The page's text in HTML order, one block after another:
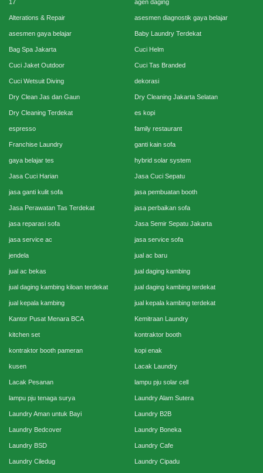
17 agen daging
Alterations & Repair asesmen diagnostik gaya belajar
asesmen gaya belajar Baby Laundry Terdekat
Bag Spa Jakarta Cuci Helm
Cuci Jaket Outdoor Cuci Tas Branded
Cuci Wetsuit Diving dekorasi
Dry Clean Jas dan Gaun Dry Cleaning Jakarta Selatan
Dry Cleaning Terdekat es kopi
espresso family restaurant
Franchise Laundry ganti kain sofa
gaya belajar tes hybrid solar system
Jasa Cuci Harian Jasa Cuci Sepatu
jasa ganti kulit sofa jasa pembuatan booth
Jasa Perawatan Tas Terdekat jasa perbaikan sofa
jasa reparasi sofa Jasa Semir Sepatu Jakarta
jasa service ac jasa service sofa
jendela jual ac baru
jual ac bekas jual daging kambing
jual daging kambing kiloan terdekat jual daging kambing terdekat
jual kepala kambing jual kepala kambing terdekat
Kantor Pusat Menara BCA Kemitraan Laundry
kitchen set kontraktor booth
kontraktor booth pameran kopi enak
kusen Lacak Laundry
Lacak Pesanan lampu pju solar cell
lampu pju tenaga surya Laundry Alam Sutera
Laundry Aman untuk Bayi Laundry B2B
Laundry Bedcover Laundry Boneka
Laundry BSD Laundry Cafe
Laundry Ciledug Laundry Cipadu